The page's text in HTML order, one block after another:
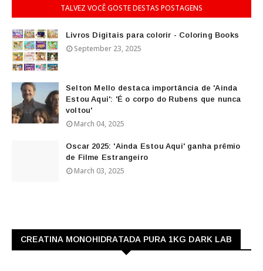
TALVEZ VOCÊ GOSTE DESTAS POSTAGENS
Livros Digitais para colorir - Coloring Books
September 23, 2025
Selton Mello destaca importância de 'Ainda
Estou Aqui': 'É o corpo do Rubens que nunca
voltou'
March 04, 2025
Oscar 2025: 'Ainda Estou Aqui' ganha prêmio
de Filme Estrangeiro
March 03, 2025
CREATINA MONOHIDRATADA PURA 1KG DARK LAB